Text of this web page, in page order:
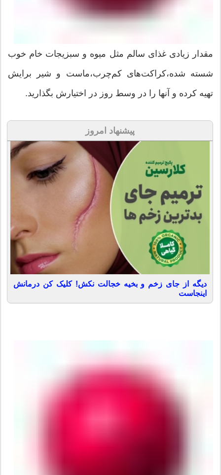
مقدار زیادی غذای سالم مثل میوه و سبزیجات خام خوب
شسته شده،کراکت‌های کم‌چرب‌،ماست و شیر برایش
تهیه کرده و آنها را در وسط روز در اختیارش بگذارید.
پیشنهاد امروز
دیگه از جای زخم و بخیه خجالت نکش! کلیک کن درمانش
اینجاست